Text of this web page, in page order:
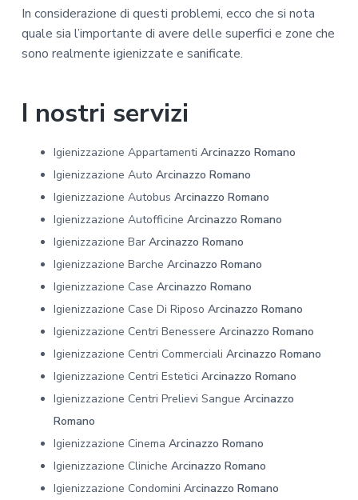
In considerazione di questi problemi, ecco che si nota
quale sia l’importante di avere delle superfici e zone che
sono realmente igienizzate e sanificate.
I nostri servizi
Igienizzazione Appartamenti Arcinazzo Romano
Igienizzazione Auto Arcinazzo Romano
Igienizzazione Autobus Arcinazzo Romano
Igienizzazione Autofficine Arcinazzo Romano
Igienizzazione Bar Arcinazzo Romano
Igienizzazione Barche Arcinazzo Romano
Igienizzazione Case Arcinazzo Romano
Igienizzazione Case Di Riposo Arcinazzo Romano
Igienizzazione Centri Benessere Arcinazzo Romano
Igienizzazione Centri Commerciali Arcinazzo Romano
Igienizzazione Centri Estetici Arcinazzo Romano
Igienizzazione Centri Prelievi Sangue Arcinazzo
Romano
Igienizzazione Cinema Arcinazzo Romano
Igienizzazione Cliniche Arcinazzo Romano
Igienizzazione Condomini Arcinazzo Romano